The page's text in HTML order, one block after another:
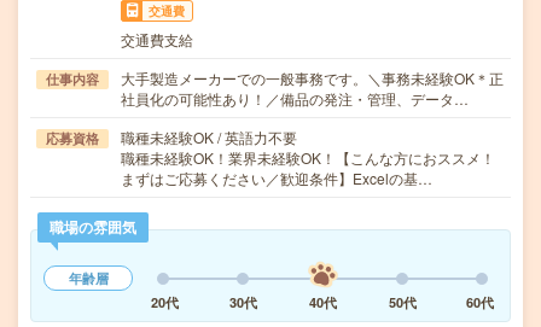
交通費
交通費支給
仕事内容
大手製造メーカーでの一般事務です。＼事務未経験OK＊正
社員化の可能性あり！／備品の発注・管理、データ…
応募資格
職種未経験OK / 英語力不要
職種未経験OK！業界未経験OK！【こんな方におススメ！
まずはご応募ください／歓迎条件】Excelの基…
職場の雰囲気
年齢層
20代
30代 40代 50代 60代